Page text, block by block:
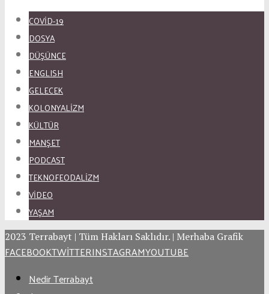
COVID-19
DOSYA
DÜŞÜNCE
ENGLISH
GELECEK
KOLONYALİZM
KÜLTÜR
MANŞET
PODCAST
TEKNOFEODALİZM
VİDEO
YAŞAM
2023 Terrabayt | Tüm Hakları Saklıdır. | Merhaba Grafik
FACEBOOKTWITTERINSTAGRAMYOUTUBE
Nedir Terrabayt